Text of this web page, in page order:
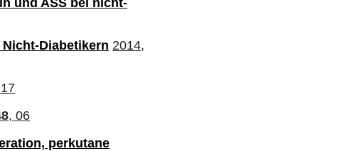
Diabetikern 2014,
, 06
perkutane